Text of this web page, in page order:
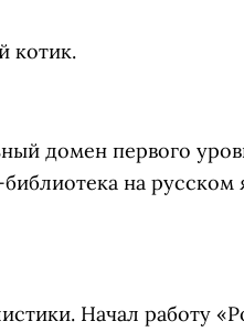
котик.
домен первого
на
Начал работу